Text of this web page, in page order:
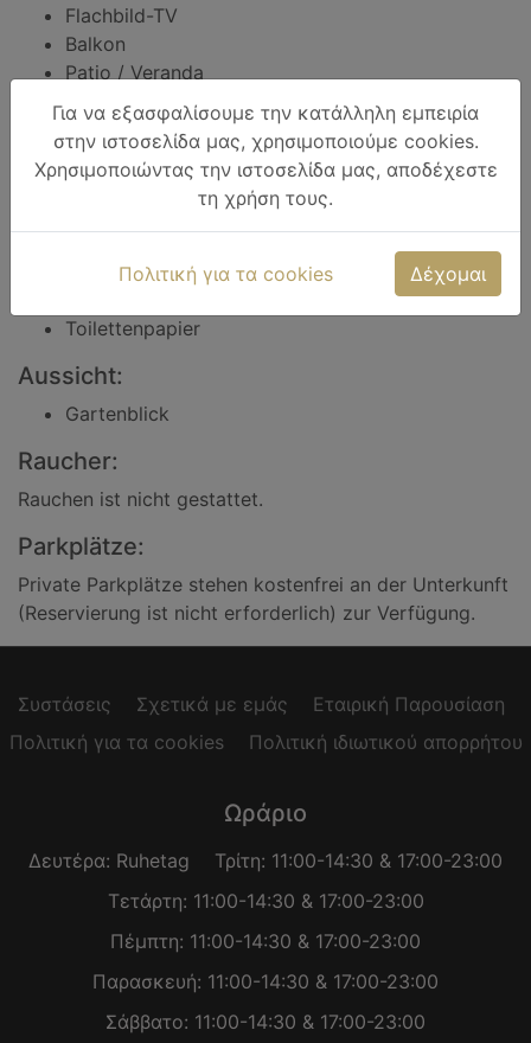
Flachbild-TV
Balkon
Patio / Veranda
Wäscheständer
In Ihrem eigenen Badezimmer:
Kostenlose Pflegeprodukte
Handtücher
Toilettenpapier
Aussicht:
Gartenblick
Raucher:
Rauchen ist nicht gestattet.
Parkplätze:
Private Parkplätze stehen kostenfrei an der Unterkunft
(Reservierung ist nicht erforderlich) zur Verfügung.
Συστάσεις Σχετικά με εμάς
Εταιρική Παρουσίαση
Πολιτική για τα cookies
Πολιτική ιδιωτικού απορρήτου
Ωράριο
Δευτέρα: Ruhetag
Τρίτη: 11:00-14:30 & 17:00-23:00
Τετάρτη: 11:00-14:30 & 17:00-23:00
Πέμπτη: 11:00-14:30 & 17:00-23:00
Παρασκευή: 11:00-14:30 & 17:00-23:00
Σάββατο: 11:00-14:30 & 17:00-23:00
Για να εξασφαλίσουμε την κατάλληλη εμπειρία
στην ιστοσελίδα μας, χρησιμοποιούμε cookies.
Χρησιμοποιώντας την ιστοσελίδα μας, αποδέχεστε
τη χρήση τους.
Πολιτική για τα cookies Δέχομαι